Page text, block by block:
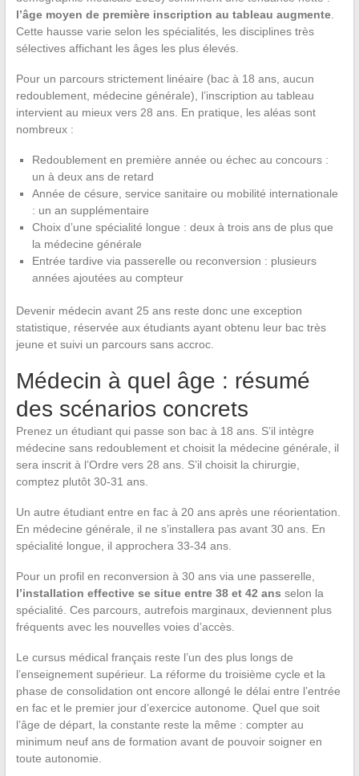
l’âge moyen de première inscription au tableau augmente.
Cette hausse varie selon les spécialités, les disciplines très
sélectives affichant les âges les plus élevés.
Pour un parcours strictement linéaire (bac à 18 ans, aucun
redoublement, médecine générale), l’inscription au tableau
intervient au mieux vers 28 ans. En pratique, les aléas sont
nombreux :
Redoublement en première année ou échec au concours :
un à deux ans de retard
Année de césure, service sanitaire ou mobilité internationale
: un an supplémentaire
Choix d’une spécialité longue : deux à trois ans de plus que
la médecine générale
Entrée tardive via passerelle ou reconversion : plusieurs
années ajoutées au compteur
Devenir médecin avant 25 ans reste donc une exception
statistique, réservée aux étudiants ayant obtenu leur bac très
jeune et suivi un parcours sans accroc.
Médecin à quel âge : résumé
des scénarios concrets
Prenez un étudiant qui passe son bac à 18 ans. S’il intègre
médecine sans redoublement et choisit la médecine générale, il
sera inscrit à l’Ordre vers 28 ans. S’il choisit la chirurgie,
comptez plutôt 30-31 ans.
Un autre étudiant entre en fac à 20 ans après une réorientation.
En médecine générale, il ne s’installera pas avant 30 ans. En
spécialité longue, il approchera 33-34 ans.
Pour un profil en reconversion à 30 ans via une passerelle,
l’installation effective se situe entre 38 et 42 ans selon la
spécialité. Ces parcours, autrefois marginaux, deviennent plus
fréquents avec les nouvelles voies d’accès.
Le cursus médical français reste l’un des plus longs de
l’enseignement supérieur. La réforme du troisième cycle et la
phase de consolidation ont encore allongé le délai entre l’entrée
en fac et le premier jour d’exercice autonome. Quel que soit
l’âge de départ, la constante reste la même : compter au
minimum neuf ans de formation avant de pouvoir soigner en
toute autonomie.